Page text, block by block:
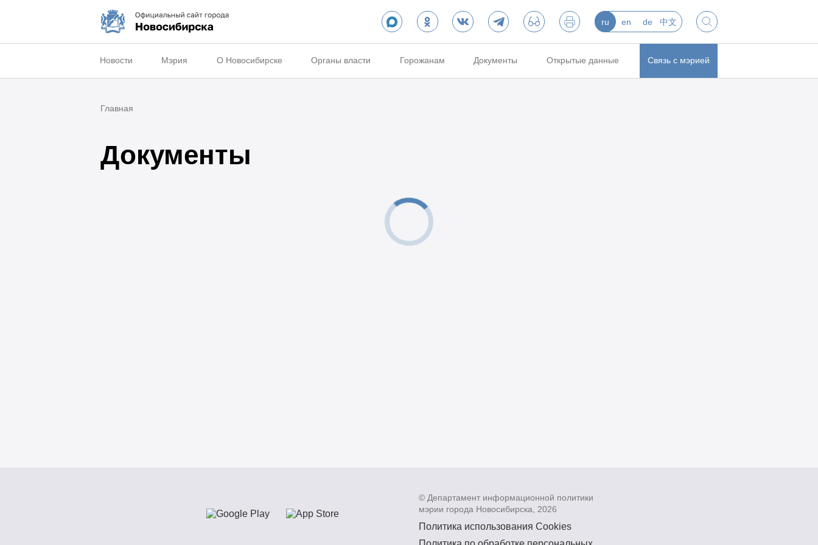
ru en de 中文
Новости Мэрия О Новосибирске Органы власти Горожанам Документы Открытые данные Связь с мэрией
Главная
Документы
© Департамент информационной политики
мэрии города Новосибирска, 2026
Политика использования Cookies